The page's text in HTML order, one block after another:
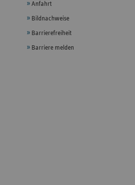
Anfahrt
Bildnachweise
Barrierefreiheit
Barriere melden